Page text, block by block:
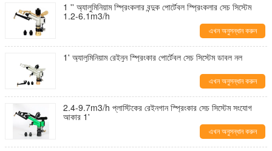
1 '' অ্যালুমিনিয়াম স্প্রিংকলার বন্দুক পোর্টেবল স্প্রিংকলার সেচ সিস্টেম
1.2-6.1m3/h
এখন অনুসন্ধান করুন
1' অ্যালুমিনিয়াম রেইনুন স্প্রিংকার পোর্টেবল সেচ সিস্টেম ডাবল নল
এখন অনুসন্ধান করুন
2.4-9.7m3/h প্লাস্টিকের রেইনগান স্প্রিংকার সেচ সিস্টেম সংযোগ
আকার 1'
এখন অনুসন্ধান করুন